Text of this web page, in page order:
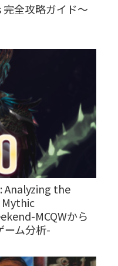
完全攻略ガイド～
Analyzing the
MCQWから
ーム分析-